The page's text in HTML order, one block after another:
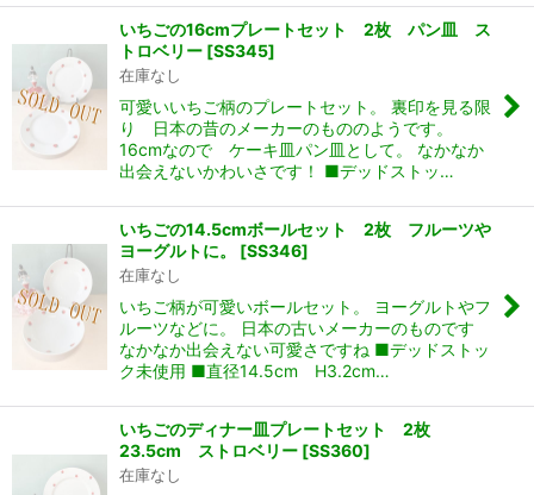
いちごの16cmプレートセット 2枚 パン皿 ス
トロベリー [SS345]
在庫なし
可愛いいちご柄のプレートセット。 裏印を見る限
り 日本の昔のメーカーのもののようです。
16cmなので ケーキ皿パン皿として。 なかなか
出会えないかわいさです！ ■デッドストッ…
いちごの14.5cmボールセット 2枚 フルーツや
ヨーグルトに。
[SS346]
在庫なし
いちご柄が可愛いボールセット。 ヨーグルトやフ
ルーツなどに。 日本の古いメーカーのものです
なかなか出会えない可愛さですね ■デッドストッ
ク未使用 ■直径14.5cm H3.2cm…
いちごのディナー皿プレートセット 2枚
23.5cm ストロベリー [SS360]
在庫なし